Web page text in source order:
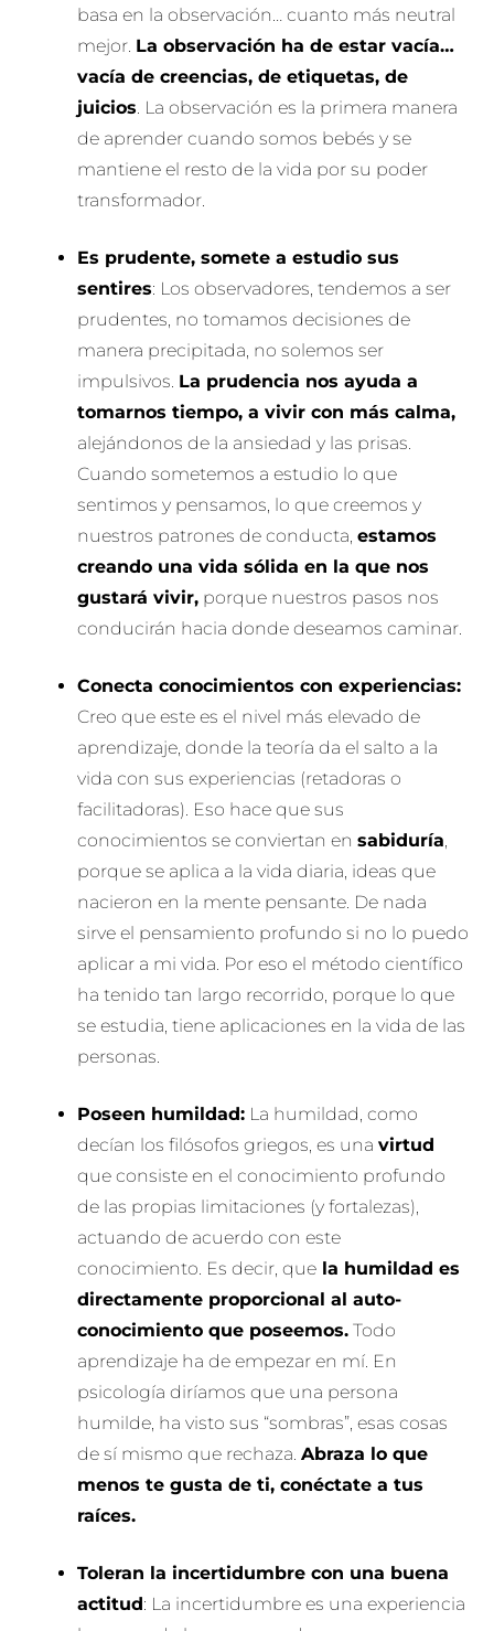
basa en la observación… cuanto más neutral
mejor. La observación ha de estar vacía…
vacía de creencias, de etiquetas, de
juicios. La observación es la primera manera
de aprender cuando somos bebés y se
mantiene el resto de la vida por su poder
transformador.
Es prudente, somete a estudio sus
sentires: Los observadores, tendemos a ser
prudentes, no tomamos decisiones de
manera precipitada, no solemos ser
impulsivos. La prudencia nos ayuda a
tomarnos tiempo, a vivir con más calma,
alejándonos de la ansiedad y las prisas.
Cuando sometemos a estudio lo que
sentimos y pensamos, lo que creemos y
nuestros patrones de conducta,estamos
creando una vida sólida en la que nos
gustará vivir, porque nuestros pasos nos
conducirán hacia donde deseamos caminar.
Conecta conocimientos con experiencias:
Creo que este es el nivel más elevado de
aprendizaje, donde la teoría da el salto a la
vida con sus experiencias (retadoras o
facilitadoras). Eso hace que sus
conocimientos se conviertan ensabiduría,
porque se aplica a la vida diaria, ideas que
nacieron en la mente pensante. De nada
sirve el pensamiento profundo si no lo puedo
aplicar a mi vida. Por eso el método científico
ha tenido tan largo recorrido, porque lo que
se estudia, tiene aplicaciones en la vida de las
personas.
Poseen humildad: La humildad, como
decían los filósofos griegos, es unavirtud
que consiste en el conocimiento profundo
de las propias limitaciones (y fortalezas),
actuando de acuerdo con este
conocimiento. Es decir, que la humildad es
directamente proporcional al auto-
conocimiento que poseemos. Todo
aprendizaje ha de empezar en mí. En
psicología diríamos que una persona
humilde, ha visto sus “sombras”, esas cosas
de sí mismo que rechaza.Abraza lo que
menos te gusta de ti, conéctate a tus
raíces.
Toleran la incertidumbre con una buena
actitud: La incertidumbre es una experiencia